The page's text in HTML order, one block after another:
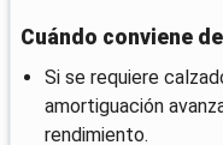
Cuándo conviene
Si se requiere
amortiguación
rendimiento.